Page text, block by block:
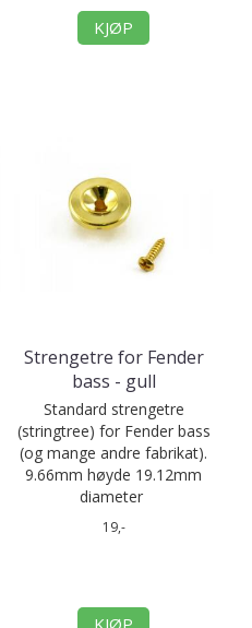
KJØP
Strengetre for Fender
bass - gull
Standard strengetre
(stringtree) for Fender bass
(og mange andre fabrikat).
9.66mm høyde 19.12mm
diameter
19,-
KJØP